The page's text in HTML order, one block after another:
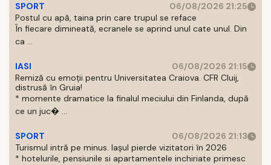
SPORT
06/08/2026 21:25
Postul cu apă, taina prin care trupul se reface
În fiecare dimineată, ecranele se aprind unul cate unul. Din
ca ...
IASI
06/08/2026 21:15
Remiză cu emoții pentru Universitatea Craiova. CFR Cluij,
distrusă în Gruia!
* momente dramatice la finalul meciului din Finlanda, după
ce un juc� ...
SPORT
06/08/2026 21:13
Turismul intră pe minus. Iașul pierde vizitatori în 2026
* hotelurile, pensiunile si apartamentele inchiriate primesc